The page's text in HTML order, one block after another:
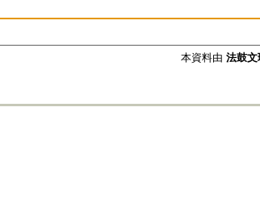
本資料由 法鼓